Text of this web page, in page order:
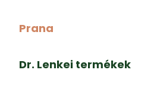
Prana
Dr. Lenkei termékek